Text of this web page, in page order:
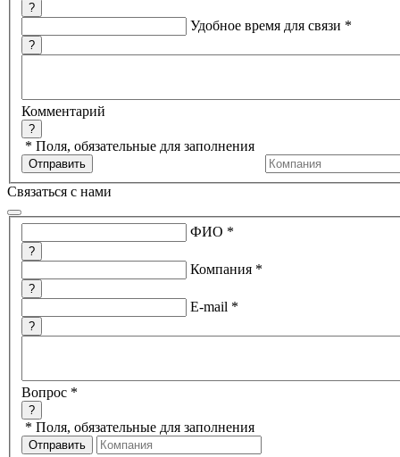
?
Удобное время для связи *
?
Комментарий
?
* Поля, обязательные для заполнения
Связаться с нами
ФИО *
?
Компания *
?
E-mail *
?
Вопрос *
?
* Поля, обязательные для заполнения